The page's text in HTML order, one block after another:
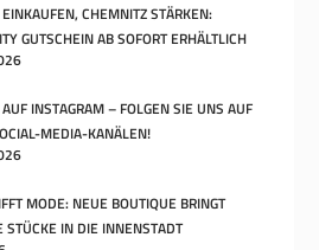
CHEMNITZ STÄRKEN:
GUTSCHEIN AB SOFORT ERHÄLTLICH
INSTAGRAM – FOLGEN SIE UNS AUF
MEDIA-KANÄLEN!
MODE: NEUE BOUTIQUE BRINGT
STÜCKE IN DIE INNENSTADT